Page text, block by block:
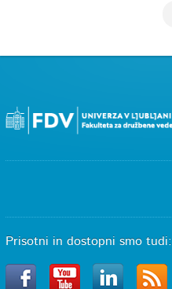
Prisotni in dostopni smo tudi: